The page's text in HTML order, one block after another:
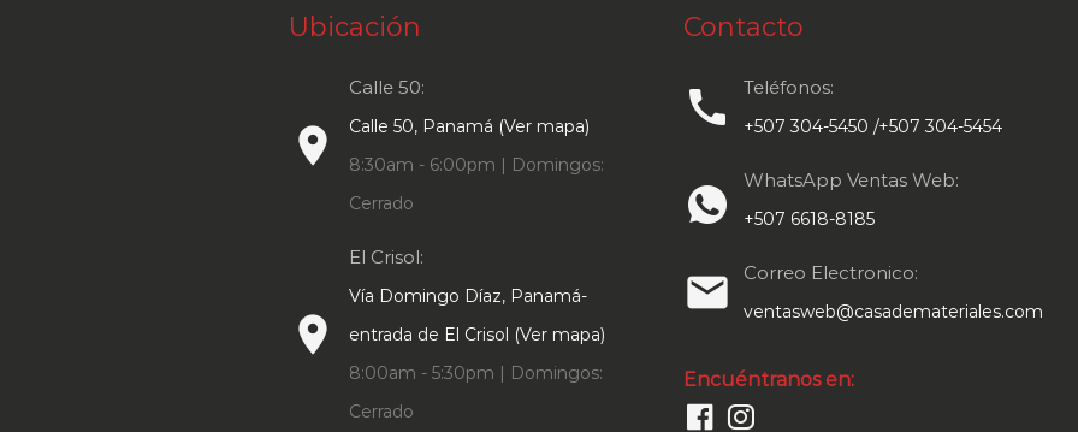
Ubicación
place
Calle 50:
Calle 50, Panamá (Ver mapa)
8:30am - 6:00pm | Domingos:
Cerrado
place
El Crisol:
Vía Domingo Díaz, Panamá-
entrada de El Crisol (Ver mapa)
8:00am - 5:30pm | Domingos:
Cerrado
Contacto
call Teléfonos:
+507 304-5450 /+507 304-5454
WhatsApp Ventas Web:
+507 6618-8185
email Correo Electronico:
ventasweb@casademateriales.com
Encuéntranos en: